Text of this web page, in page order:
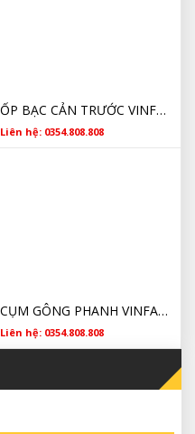
ỐP BẠC CẢN TRƯỚC VINFAST FADIL GIÁ TỐT
Liên hệ: 0354.808.808
CỤM GÔNG PHANH VINFAST FADIL13591421 CHÍNH HÃNG
Liên hệ: 0354.808.808